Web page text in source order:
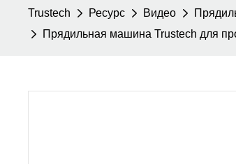
Trustech Ресурс Видео
Прядильная машина Trustech для